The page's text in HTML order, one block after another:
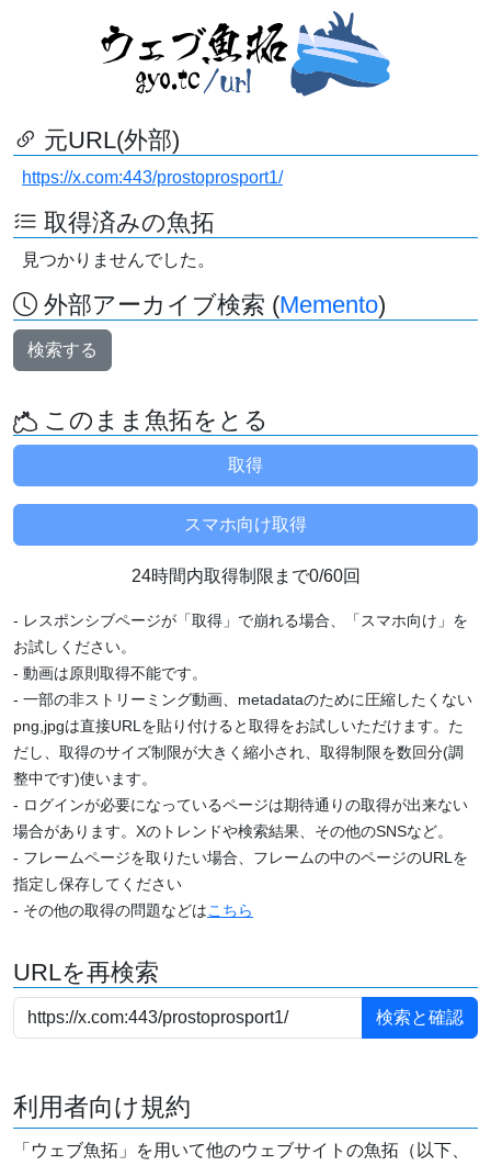
元URL(外部)
https://x.com:443/prostoprosport1/
取得済みの魚拓
見つかりませんでした。
外部アーカイブ検索 (Memento)
検索する
このまま魚拓をとる
24時間内取得制限まで0/60回
- レスポンシブページが「取得」で崩れる場合、「スマホ向け」を
お試しください。
- 動画は原則取得不能です。
- 一部の非ストリーミング動画、metadataのために圧縮したくない
png,jpgは直接URLを貼り付けると取得をお試しいただけます。た
だし、取得のサイズ制限が大きく縮小され、取得制限を数回分(調
整中です)使います。
- ログインが必要になっているページは期待通りの取得が出来ない
場合があります。Xのトレンドや検索結果、その他のSNSなど。
- フレームページを取りたい場合、フレームの中のページのURLを
指定し保存してください
- その他の取得の問題などはこちら
URLを再検索
利用者向け規約
「ウェブ魚拓」を用いて他のウェブサイトの魚拓（以下、